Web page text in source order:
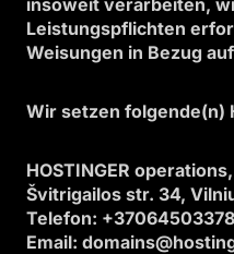
insoweit verarbeiten,
Leistungspflichten
Weisungen in Bezug
Wir setzen folgende(n)
HOSTINGER
Švitrigailos str. 34,
Telefon: +37064503378
Email: